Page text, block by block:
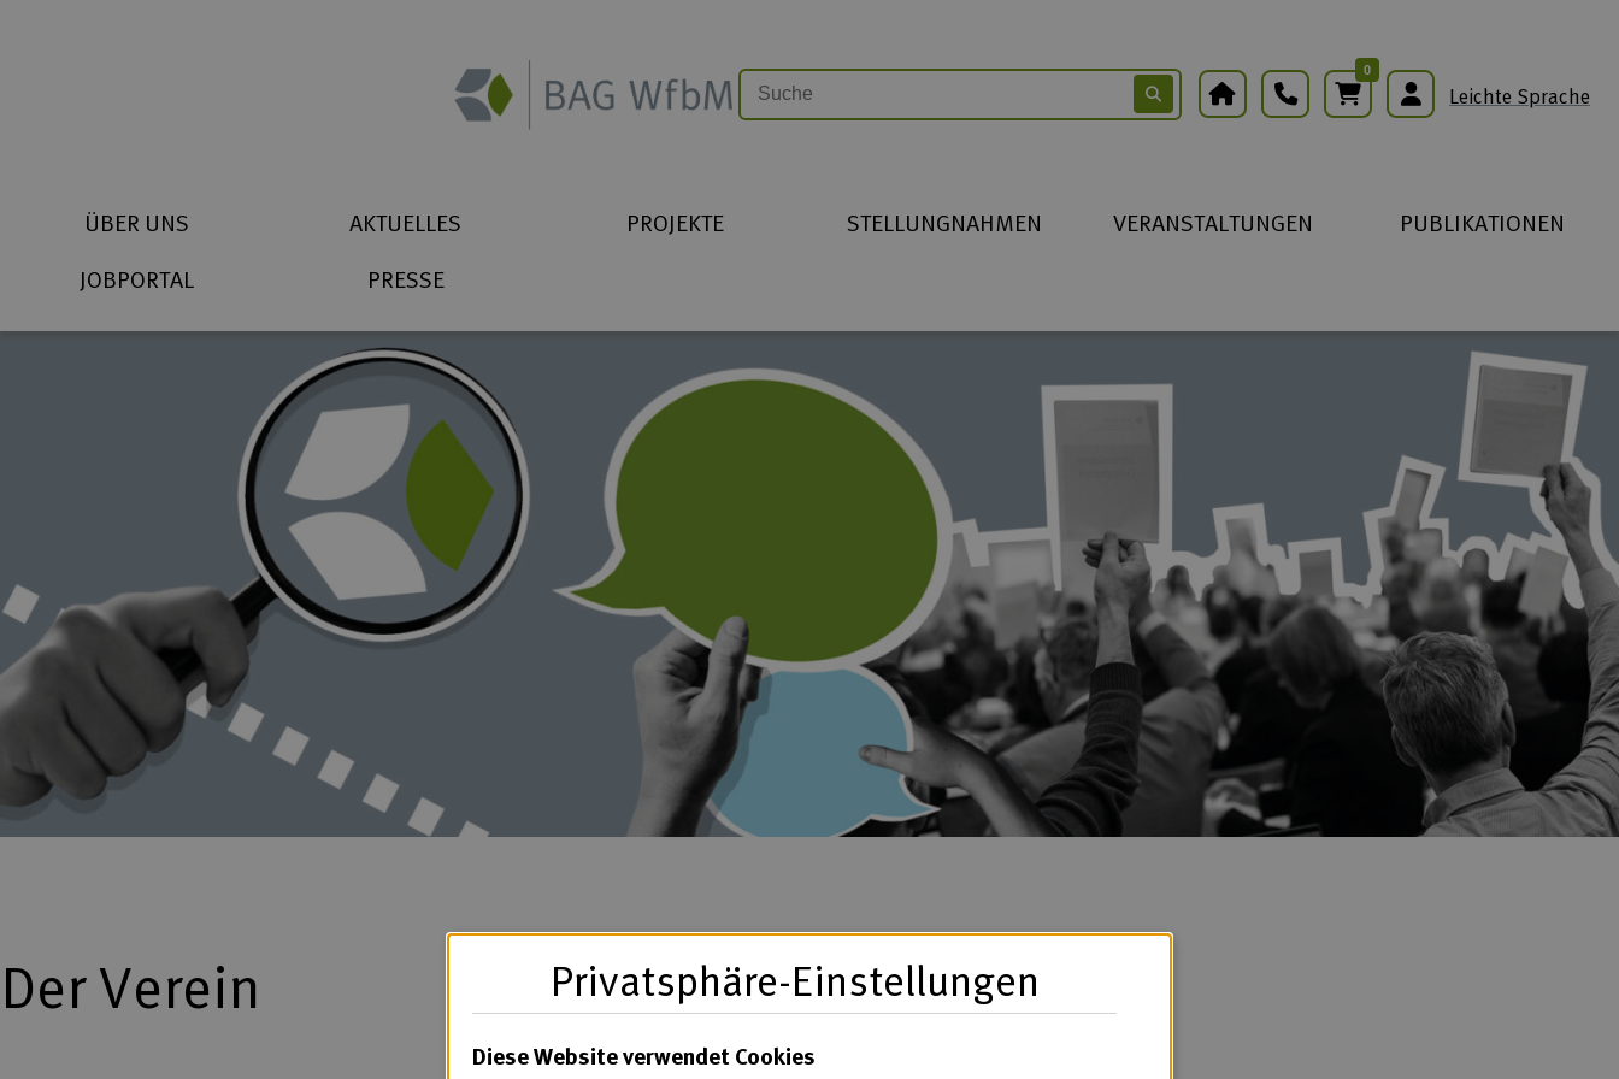
Warenkorb
0
Leichte Sprache
ÜBER UNS AKTUELLES PROJEKTE STELLUNGNAHMEN VERANSTALTUNGEN
PUBLIKATIONEN
JOBPORTAL
PRESSE
Der Verein Privatsphäre-Einstellungen
Diese Website verwendet Cookies